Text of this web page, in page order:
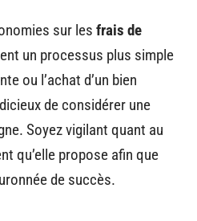
sur les frais de
un processus plus simple
ou l’achat d’un bien
de considérer une
Soyez vigilant quant au
qu’elle propose afin que
de succès.